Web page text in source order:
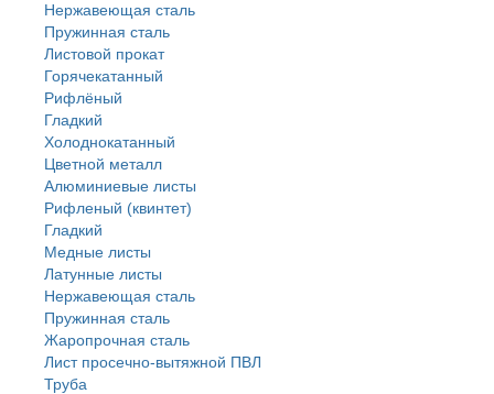
Нержавеющая сталь
Пружинная сталь
Листовой прокат
Горячекатанный
Рифлёный
Гладкий
Холоднокатанный
Цветной металл
Алюминиевые листы
Рифленый (квинтет)
Гладкий
Медные листы
Латунные листы
Нержавеющая сталь
Пружинная сталь
Жаропрочная сталь
Лист просечно-вытяжной ПВЛ
Труба